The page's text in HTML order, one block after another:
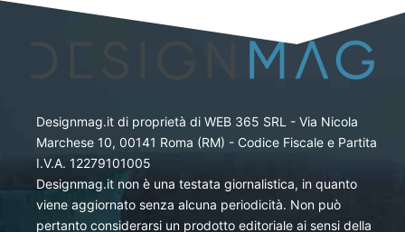
Designmag.it di proprietà di WEB 365 SRL - Via Nicola
Marchese 10, 00141 Roma (RM) - Codice Fiscale e Partita
I.V.A. 12279101005
Designmag.it non è una testata giornalistica, in quanto
viene aggiornato senza alcuna periodicità. Non può
pertanto considerarsi un prodotto editoriale ai sensi della